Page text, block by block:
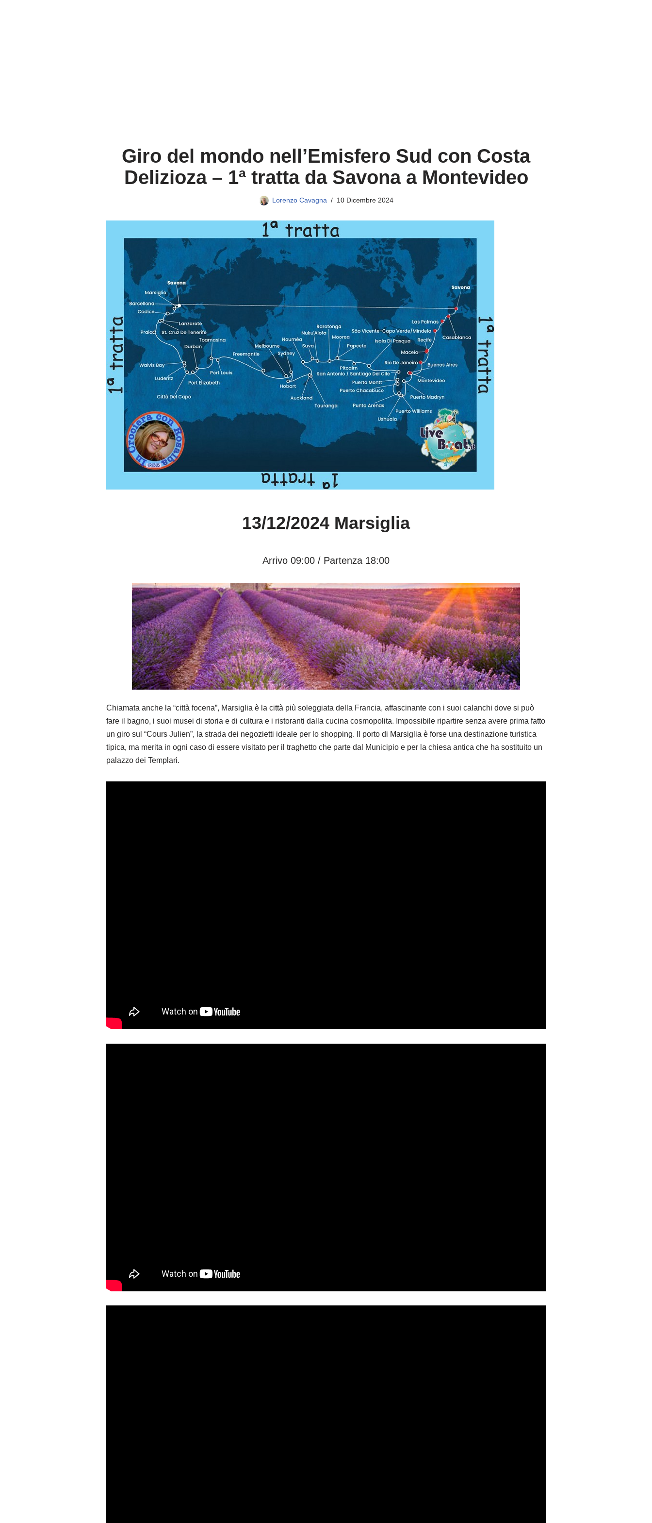
Giro del mondo nell’Emisfero Sud con Costa
Delizioza – 1ª tratta da Savona a Montevideo
Lorenzo Cavagna 10 Dicembre 2024
13/12/2024 Marsiglia
Arrivo 09:00 / Partenza 18:00
Chiamata anche la “città focena”, Marsiglia è la città più soleggiata della Francia, affascinante con i suoi calanchi dove si può
fare il bagno, i suoi musei di storia e di cultura e i ristoranti dalla cucina cosmopolita. Impossibile ripartire senza avere prima fatto
un giro sul “Cours Julien”, la strada dei negozietti ideale per lo shopping. Il porto di Marsiglia è forse una destinazione turistica
tipica, ma merita in ogni caso di essere visitato per il traghetto che parte dal Municipio e per la chiesa antica che ha sostituito un
palazzo dei Templari.